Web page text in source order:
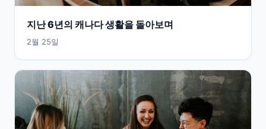
지난 6년의 캐나다 생활을 돌아보며
2월 25일